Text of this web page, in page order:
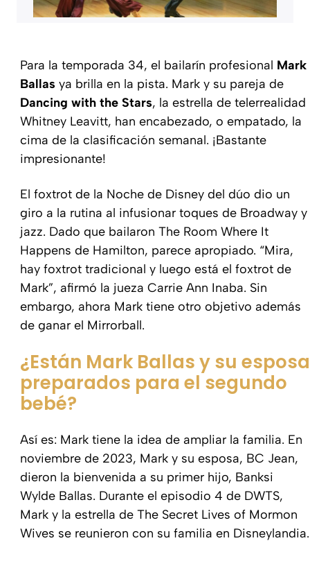
Para la temporada 34, el bailarín profesional Mark
Ballas ya brilla en la pista. Mark y su pareja de
Dancing with the Stars, la estrella de telerrealidad
Whitney Leavitt, han encabezado, o empatado, la
cima de la clasificación semanal. ¡Bastante
impresionante!
El foxtrot de la Noche de Disney del dúo dio un
giro a la rutina al infusionar toques de Broadway y
jazz. Dado que bailaron The Room Where It
Happens de Hamilton, parece apropiado. “Mira,
hay foxtrot tradicional y luego está el foxtrot de
Mark”, afirmó la jueza Carrie Ann Inaba. Sin
embargo, ahora Mark tiene otro objetivo además
de ganar el Mirrorball.
¿Están Mark Ballas y su esposa
preparados para el segundo
bebé?
Así es: Mark tiene la idea de ampliar la familia. En
noviembre de 2023, Mark y su esposa, BC Jean,
dieron la bienvenida a su primer hijo, Banksi
Wylde Ballas. Durante el episodio 4 de DWTS,
Mark y la estrella de The Secret Lives of Mormon
Wives se reunieron con su familia en Disneylandia.